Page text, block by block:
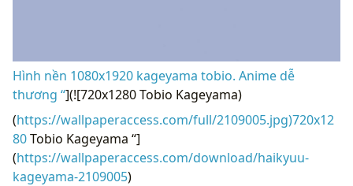
Hình nền 1080x1920 kageyama tobio. Anime dễ
thương “](![720x1280 Tobio Kageyama)
(https://wallpaperaccess.com/full/2109005.jpg)720x12
80Tobio Kageyama “]
(https://wallpaperaccess.com/download/haikyuu-
kageyama-2109005)